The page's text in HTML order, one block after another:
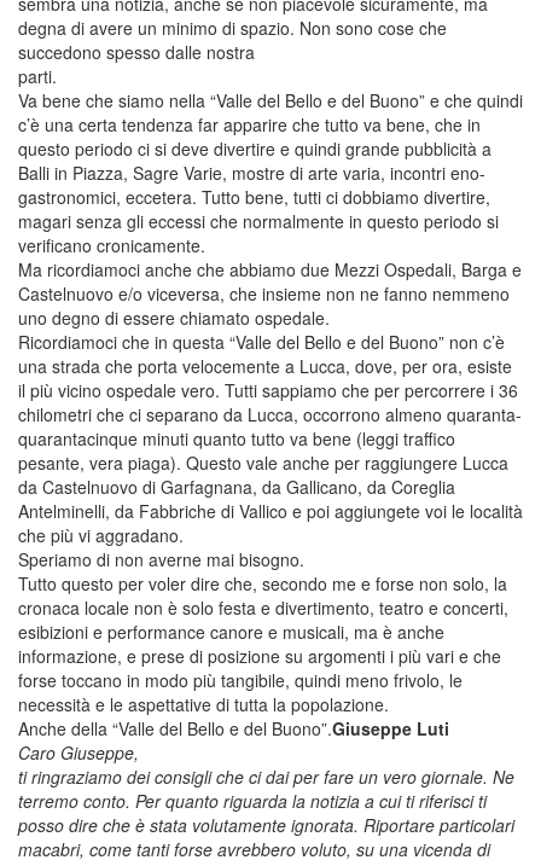
degna di avere un minimo di spazio. Non sono cose che
succedono spesso dalle nostra
parti.
Va bene che siamo nella “Valle del Bello e del Buono” e che quindi
c’è una certa tendenza far apparire che tutto va bene, che in
questo periodo ci si deve divertire e quindi grande pubblicità a
Balli in Piazza, Sagre Varie, mostre di arte varia, incontri eno-
gastronomici, eccetera. Tutto bene, tutti ci dobbiamo divertire,
magari senza gli eccessi che normalmente in questo periodo si
verificano cronicamente.
Ma ricordiamoci anche che abbiamo due Mezzi Ospedali, Barga e
Castelnuovo e/o viceversa, che insieme non ne fanno nemmeno
uno degno di essere chiamato ospedale.
Ricordiamoci che in questa “Valle del Bello e del Buono” non c’è
una strada che porta velocemente a Lucca, dove, per ora, esiste
il più vicino ospedale vero. Tutti sappiamo che per percorrere i 36
chilometri che ci separano da Lucca, occorrono almeno quaranta-
quarantacinque minuti quanto tutto va bene (leggi traffico
pesante, vera piaga). Questo vale anche per raggiungere Lucca
da Castelnuovo di Garfagnana, da Gallicano, da Coreglia
Antelminelli, da Fabbriche di Vallico e poi aggiungete voi le località
che più vi aggradano.
Speriamo di non averne mai bisogno.
Tutto questo per voler dire che, secondo me e forse non solo, la
cronaca locale non è solo festa e divertimento, teatro e concerti,
esibizioni e performance canore e musicali, ma è anche
informazione, e prese di posizione su argomenti i più vari e che
forse toccano in modo più tangibile, quindi meno frivolo, le
necessità e le aspettative di tutta la popolazione.
Anche della “Valle del Bello e del Buono”.Giuseppe Luti
Caro Giuseppe,
ti ringraziamo dei consigli che ci dai per fare un vero giornale. Ne
terremo conto. Per quanto riguarda la notizia a cui ti riferisci ti
posso dire che è stata volutamente ignorata. Riportare particolari
macabri, come tanti forse avrebbero voluto, su una vicenda di